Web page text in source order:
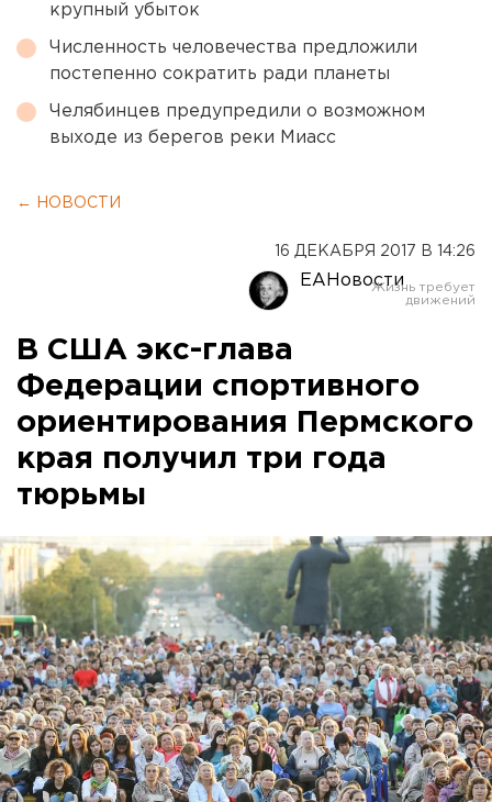
крупный убыток
Численность человечества предложили
постепенно сократить ради планеты
Челябинцев предупредили о возможном
выходе из берегов реки Миасс
← НОВОСТИ
16 ДЕКАБРЯ 2017 В 14:26
ЕАНовости
В США экс-глава
Федерации спортивного
ориентирования Пермского
края получил три года
тюрьмы